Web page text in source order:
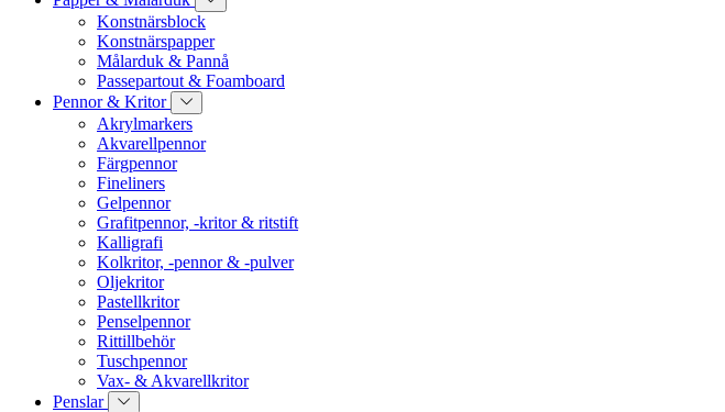
Konstnärsblock
Konstnärspapper
Målarduk & Pannå
Passepartout & Foamboard
Pennor & Kritor
Akrylmarkers
Akvarellpennor
Färgpennor
Fineliners
Gelpennor
Grafitpennor, -kritor & ritstift
Kalligrafi
Kolkritor, -pennor & -pulver
Oljekritor
Pastellkritor
Penselpennor
Rittillbehör
Tuschpennor
Vax- & Akvarellkritor
Penslar